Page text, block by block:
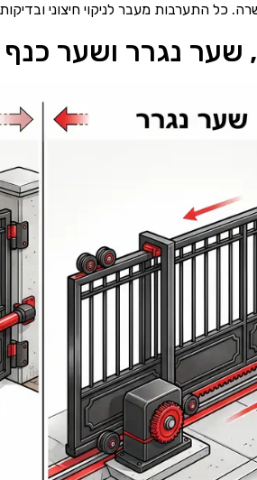
מעבר לניקוי חיצוני ובדיקות
שער נגרר ושער כנף